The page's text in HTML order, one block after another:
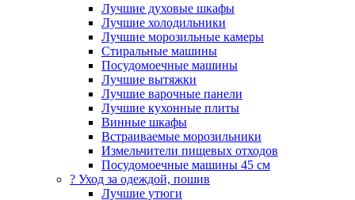
Лучшие духовые шкафы
Лучшие холодильники
Лучшие морозильные камеры
Стиральные машины
Посудомоечные машины
Лучшие вытяжки
Лучшие варочные панели
Лучшие кухонные плиты
Винные шкафы
Встраиваемые морозильники
Измельчители пищевых отходов
Посудомоечные машины 45 см
? Уход за одеждой, пошив
Лучшие утюги